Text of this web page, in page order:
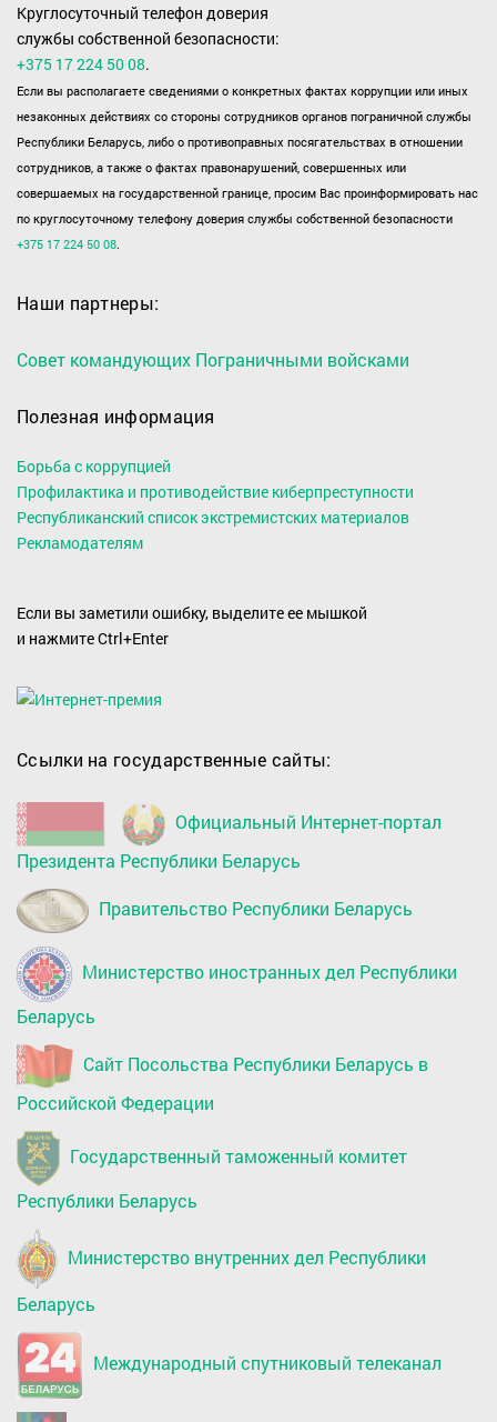
Круглосуточный телефон доверия
службы собственной безопасности:
+375 17 224 50 08.
Если вы располагаете сведениями о конкретных фактах коррупции или иных
незаконных действиях со стороны сотрудников органов пограничной службы
Республики Беларусь, либо о противоправных посягательствах в отношении
сотрудников, а также о фактах правонарушений, совершенных или
совершаемых на государственной границе, просим Вас проинформировать нас
по круглосуточному телефону доверия службы собственной безопасности
+375 17 224 50 08.
Наши партнеры:
Совет командующих Пограничными войсками
Полезная информация
Борьба с коррупцией
Профилактика и противодействие киберпреступности
Республиканский список экстремистских материалов
Рекламодателям
Если вы заметили ошибку, выделите ее мышкой
и нажмите Ctrl+Enter
Ссылки на государственные сайты:
Официальный Интернет-портал
Президента Республики Беларусь
Правительство Республики Беларусь
Министерство иностранных дел Республики
Беларусь
Сайт Посольства Республики Беларусь в
Российской Федерации
Государственный таможенный комитет
Республики Беларусь
Министерство внутренних дел Республики
Беларусь
Международный спутниковый телеканал